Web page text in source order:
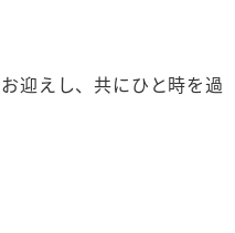
迎えし、共にひと時を過